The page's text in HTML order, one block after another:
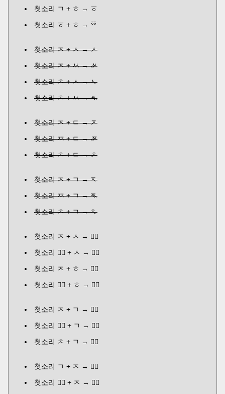
첫소리 ㄱ + ㅎ → ㆆ
첫소리 ㆆ + ㅎ → ꥼ
첫소리 ㅈ + ㅅ → ᄼ
첫소리 ㅈ + ㅆ → ᄽ
첫소리 ㅊ + ㅅ → ᄾ
첫소리 ㅊ + ㅆ → ᄿ
첫소리 ㅈ + ㄷ → ᅎ
첫소리 ㅉ + ㄷ → ᅏ
첫소리 ㅊ + ㄷ → ᅔ
첫소리 ㅈ + ㄱ → ᅐ
첫소리 ㅉ + ㄱ → ᅑ
첫소리 ㅊ + ㄱ → ᅕ
첫소리 ㅈ + ㅅ → ᄼᅠ
첫소리 ᄼᅠ + ㅅ → ᄽᅠ
첫소리 ㅈ + ㅎ → ᄾᅠ
첫소리 ᄾᅠ + ㅎ → ᄿᅠ
첫소리 ㅈ + ㄱ → ᅎᅠ
첫소리 ᅎᅠ + ㄱ → ᅏᅠ
첫소리 ㅊ + ㄱ → ᅔᅠ
첫소리 ㄱ + ㅈ → ᅐᅠ
첫소리 ᅐᅠ + ㅈ → ᅑᅠ